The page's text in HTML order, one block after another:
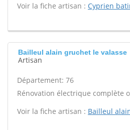
Voir la fiche artisan : Cyprien
Bailleul alain gruchet le valasse
Artisan
Département: 76
Rénovation électrique complète
Voir la fiche artisan : Bailleul